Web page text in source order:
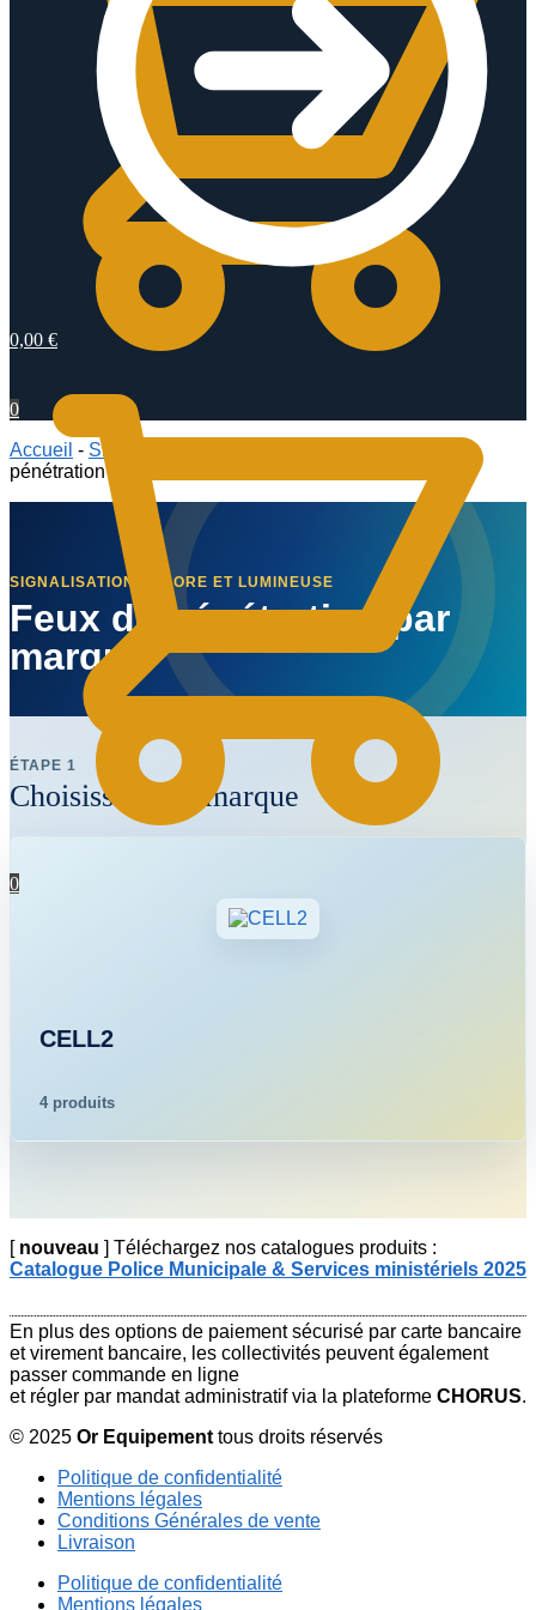
0,00 €
0
0
Accueil - Signalisation sonore et lumineuse
pénétration pour MOTO
SIGNALISATION SONORE ET LUMINEUSE
Feux de pénétration par
marque
ÉTAPE 1
Choisissez une marque
CELL2
4 produits
[ nouveau ] Téléchargez nos catalogues produits :
Catalogue Police Municipale & Services ministériels 2025
En plus des options de paiement sécurisé par carte bancaire
et virement bancaire, les collectivités peuvent également
passer commande en ligne
et régler par mandat administratif via la plateforme CHORUS.
© 2025 Or Equipement tous droits réservés
Politique de confidentialité
Mentions légales
Conditions Générales de vente
Livraison
Politique de confidentialité
Mentions légales